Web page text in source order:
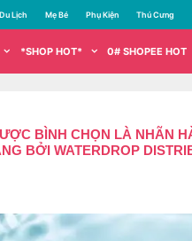
Du Lịch Mẹ Bé Phụ Kiện Thú Cưng
*SHOP HOT* 0# SHOPEE HOT
BÌNH CHỌN LÀ NHÃN
BỞI WATERDROP